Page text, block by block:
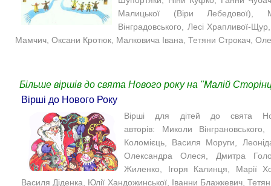
Малицької (Віри Лебедової),
Вінградовського, Лесі Храпливої-
Мамчич, Оксани Кротюк, Малковича Івана, Тетяни Строкач,
Більше віршів до свята Нового року на "Малій
Вірші до Нового Року
Вірші для дітей до свята
авторів: Миколи
Коломієць, Василя Моруги,
Олександра Олеся, Дмитра
Жиленко, Ігоря Калинця, Марії
Василя Діденка, Юлії Хандожинської, Іванни Блажкевич,